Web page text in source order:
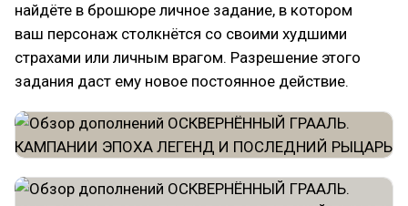
найдёте в брошюре личное задание, в котором
ваш персонаж столкнётся со своими худшими
страхами или личным врагом. Разрешение этого
задания даст ему новое постоянное действие.